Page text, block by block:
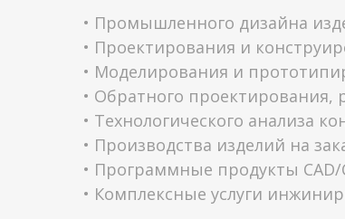
• Промышленного дизайна
• Проектирования и
• Моделирования и
• Обратного проектирования,
• Технологического анализа
• Производства изделий на
• Программные продукты CAD/
• Комплексные услуги